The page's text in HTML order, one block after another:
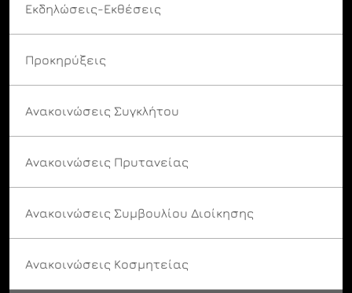
Εκδηλώσεις-Εκθέσεις
Προκηρύξεις
Ανακοινώσεις Συγκλήτου
Ανακοινώσεις Πρυτανείας
Ανακοινώσεις Συμβουλίου Διοίκησης
Ανακοινώσεις Κοσμητείας